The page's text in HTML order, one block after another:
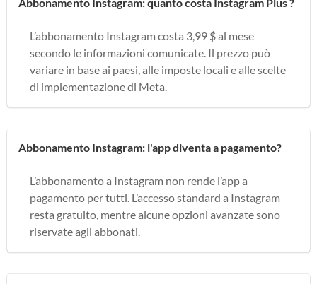
L’abbonamento Instagram costa 3,99 $ al mese
secondo le informazioni comunicate. Il prezzo può
variare in base ai paesi, alle imposte locali e alle scelte
di implementazione di Meta.
Abbonamento Instagram: l'app diventa a pagamento?
L’abbonamento a Instagram non rende l’app a
pagamento per tutti. L’accesso standard a Instagram
resta gratuito, mentre alcune opzioni avanzate sono
riservate agli abbonati.